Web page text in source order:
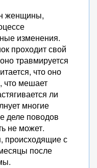
женщины,
изменения.
проходит свой
травмируется
что оно
что мешает
ли
многие
деле поводов
не может.
происходящие с
после